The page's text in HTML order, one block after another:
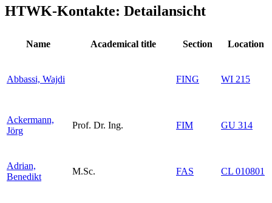
HTWK-Kontakte: Detailansicht
Name Academical title Section Location
Abbassi, Wajdi FING WI 215
Ackermann,
Jörg
Prof. Dr. Ing. FIM GU 314
Adrian,
Benedikt
M.Sc. FAS CL 010801